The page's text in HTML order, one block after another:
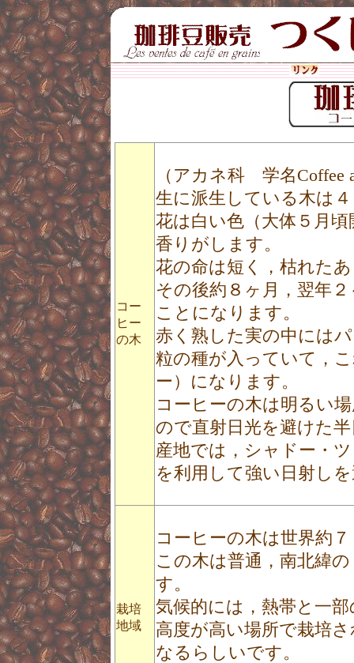
コー
ヒー
の木
（アカネ科 学名Coffee
生に派生している木は
花は白い色（大体５月
香りがします。
花の命は短く，枯れた
その後約８ヶ月，翌年
ことになります。
赤く熟した実の中には
粒の種が入っていて，
ー）になります。
コーヒーの木は明るい
ので直射日光を避けた
産地では，シャドー・
を利用して強い日射し
栽培
地域
コーヒーの木は世界約
この木は普通，南北緯
す。
気候的には，熱帯と一
高度が高い場所で栽培
なるらしいです。